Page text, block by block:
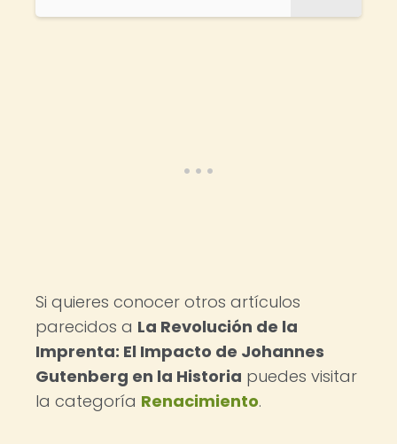
Si quieres conocer otros artículos
parecidos a La Revolución de la
Imprenta: El Impacto de Johannes
Gutenberg en la Historia puedes visitar
la categoría Renacimiento.